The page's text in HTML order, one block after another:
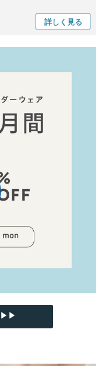
詳しく 見る
▶▶